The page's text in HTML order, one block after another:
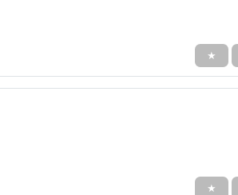
★
★